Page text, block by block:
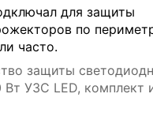
для защиты
по
часто.
защиты
УЗС LED, комплект